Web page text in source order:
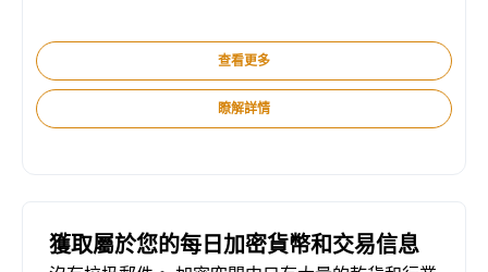
查看更多
瞭解詳情
獲取屬於您的每日加密貨幣和交易信息